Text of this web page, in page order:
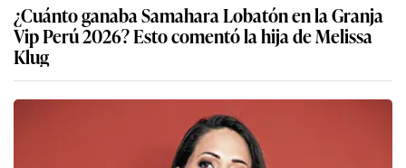
¿Cuánto ganaba Samahara Lobatón en la Granja
Vip Perú 2026? Esto comentó la hija de Melissa
Klug